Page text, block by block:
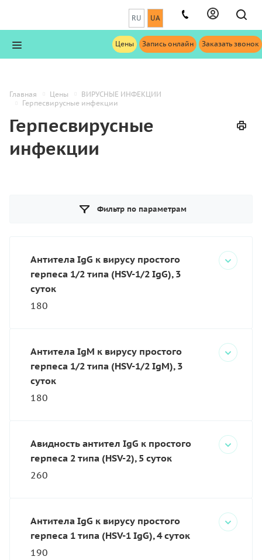
RU UA
Цены Запись онлайн Заказать звонок
Главная Цены
ВИРУСНЫЕ ИНФЕКЦИИ
Герпесвирусные инфекции
Герпесвирусные
инфекции
Фильтр по параметрам
Антитела IgG к вирусу простого
герпеса 1/2 типа (HSV-1/2 IgG), 3
суток
180
Антитела IgM к вирусу простого
герпеса 1/2 типа (HSV-1/2 IgM), 3
суток
180
Авидность антител IgG к простого
герпеса 2 типа (HSV-2), 5 суток
260
Антитела IgG к вирусу простого
герпеса 1 типа (HSV-1 IgG), 4 суток
190